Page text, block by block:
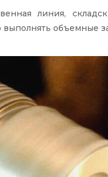
линия,
объемные